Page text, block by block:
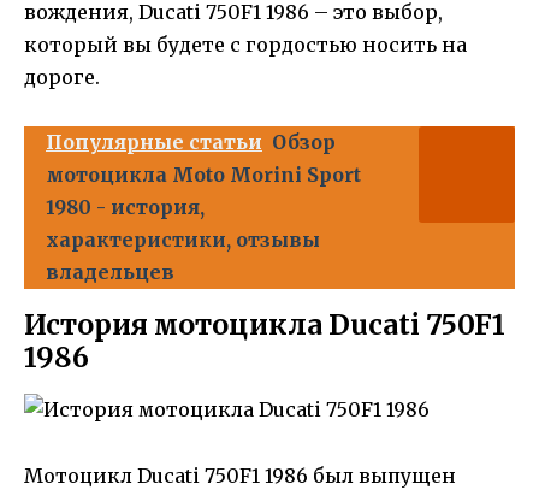
вождения, Ducati 750F1 1986 – это выбор,
который вы будете с гордостью носить на
дороге.
Популярные статьи Обзор
мотоцикла Moto Morini Sport
1980 - история,
характеристики, отзывы
владельцев
История мотоцикла Ducati 750F1
1986
Мотоцикл Ducati 750F1 1986 был выпущен